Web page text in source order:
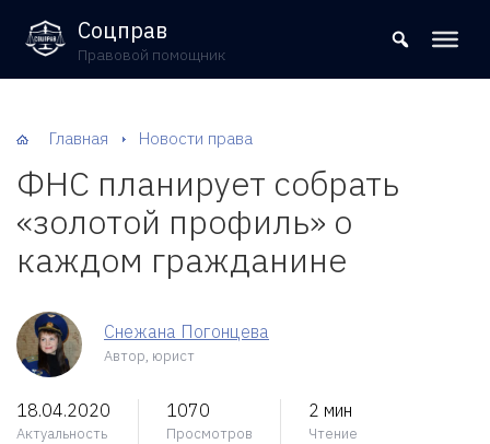
8 (800) 302-09-37
Соцправ
Правовой помощник
Главная Новости права
ФНС планирует собрать
«золотой профиль» о
каждом гражданине
Снежана Погонцева
Автор, юрист
18.04.2020
Актуальность
1070
Просмотров
2 мин
Чтение